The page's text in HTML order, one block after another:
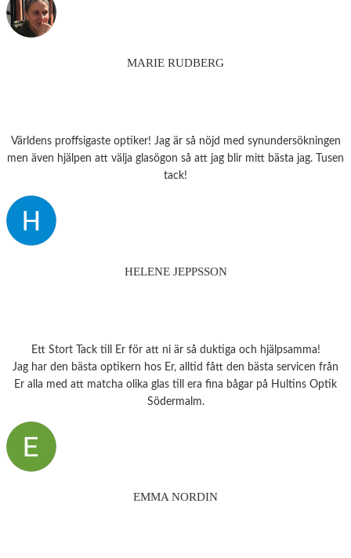
MARIE RUDBERG
Världens proffsigaste optiker! Jag är så nöjd med synundersökningen
men även hjälpen att välja glasögon så att jag blir mitt bästa jag. Tusen
tack!
HELENE JEPPSSON
Ett Stort Tack till Er för att ni är så duktiga och hjälpsamma!
Jag har den bästa optikern hos Er, alltid fått den bästa servicen från
Er alla med att matcha olika glas till era fina bågar på Hultins Optik
Södermalm.
EMMA NORDIN